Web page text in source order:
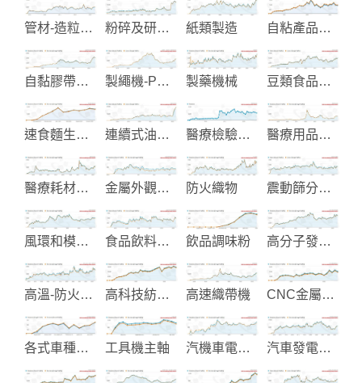
管材-造粒-塑木製造與整廠設備 粉碎及研磨機械 紙類製造 自粘產品及噴繪材料
自黏膠帶及裝飾用塑膠膜 製繩機-PP編織袋-塑膠廢料回收 製藥機械 豆類食品機械
速食麵生產線設備 連續式油炸機 醫療檢驗試劑 醫療用品設備
醫療耗材產品 金屬外觀表面處理加工服務 防火織物 震動篩分過濾機
風環和模頭製造 食品飲料及包裝處理機械 飲品調味粉 高分子發泡材料製造
高溫-防火-斷熱-吸音材料 高科技紡織布料 高速織帶機 CNC金屬與塑膠加工
各式車種升降窗配件 工具機主軸 汽機車電子零組件製造 汽車發電起動機製造